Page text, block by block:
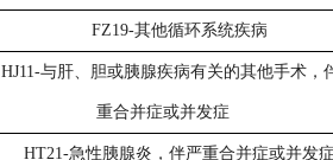
FZ19-其他循环系统疾病
HJ11-与肝、胆或胰腺疾病有关的其他手术，
重合并症或并发症
HT21-急性胰腺炎，伴严重合并症或并发